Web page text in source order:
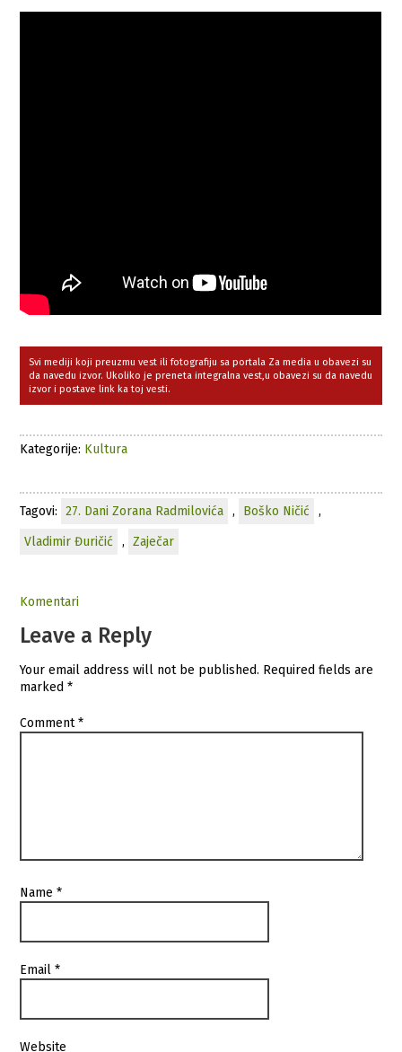
Svi mediji koji preuzmu vest ili fotografiju sa portala Za media u obavezi su
da navedu izvor. Ukoliko je preneta integralna vest,u obavezi su da navedu
izvor i postave link ka toj vesti.
Kategorije: Kultura
Tagovi: 27. Dani Zorana Radmilovića , Boško Ničić
,
Vladimir Đuričić
, Zaječar
Komentari
Leave a Reply
Your email address will not be published. Required fields are
marked*
Comment*
Name*
Email*
Website